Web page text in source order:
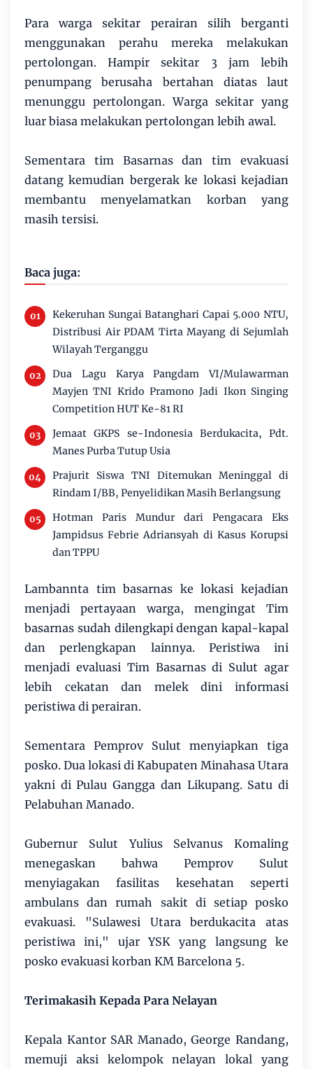
Para warga sekitar perairan silih berganti
menggunakan perahu mereka melakukan
pertolongan. Hampir sekitar 3 jam lebih
penumpang berusaha bertahan diatas laut
menunggu pertolongan. Warga sekitar yang
luar biasa melakukan pertolongan lebih awal.
Sementara tim Basarnas dan tim evakuasi
datang kemudian bergerak ke lokasi kejadian
membantu menyelamatkan korban yang
masih tersisi.
Baca juga:
Kekeruhan Sungai Batanghari Capai 5.000 NTU,
Distribusi Air PDAM Tirta Mayang di Sejumlah
Wilayah Terganggu
Dua Lagu Karya Pangdam VI/Mulawarman
Mayjen TNI Krido Pramono Jadi Ikon Singing
Competition HUT Ke-81 RI
Jemaat GKPS se-Indonesia Berdukacita, Pdt.
Manes Purba Tutup Usia
Prajurit Siswa TNI Ditemukan Meninggal di
Rindam I/BB, Penyelidikan Masih Berlangsung
Hotman Paris Mundur dari Pengacara Eks
Jampidsus Febrie Adriansyah di Kasus Korupsi
dan TPPU
Lambannta tim basarnas ke lokasi kejadian
menjadi pertayaan warga, mengingat Tim
basarnas sudah dilengkapi dengan kapal-kapal
dan perlengkapan lainnya. Peristiwa ini
menjadi evaluasi Tim Basarnas di Sulut agar
lebih cekatan dan melek dini informasi
peristiwa di perairan.
Sementara Pemprov Sulut menyiapkan tiga
posko. Dua lokasi di Kabupaten Minahasa Utara
yakni di Pulau Gangga dan Likupang. Satu di
Pelabuhan Manado.
Gubernur Sulut Yulius Selvanus Komaling
menegaskan bahwa Pemprov Sulut
menyiagakan fasilitas kesehatan seperti
ambulans dan rumah sakit di setiap posko
evakuasi. "Sulawesi Utara berdukacita atas
peristiwa ini," ujar YSK yang langsung ke
posko evakuasi korban KM Barcelona 5.
Terimakasih Kepada Para Nelayan
Kepala Kantor SAR Manado, George Randang,
memuji aksi kelompok nelayan lokal yang